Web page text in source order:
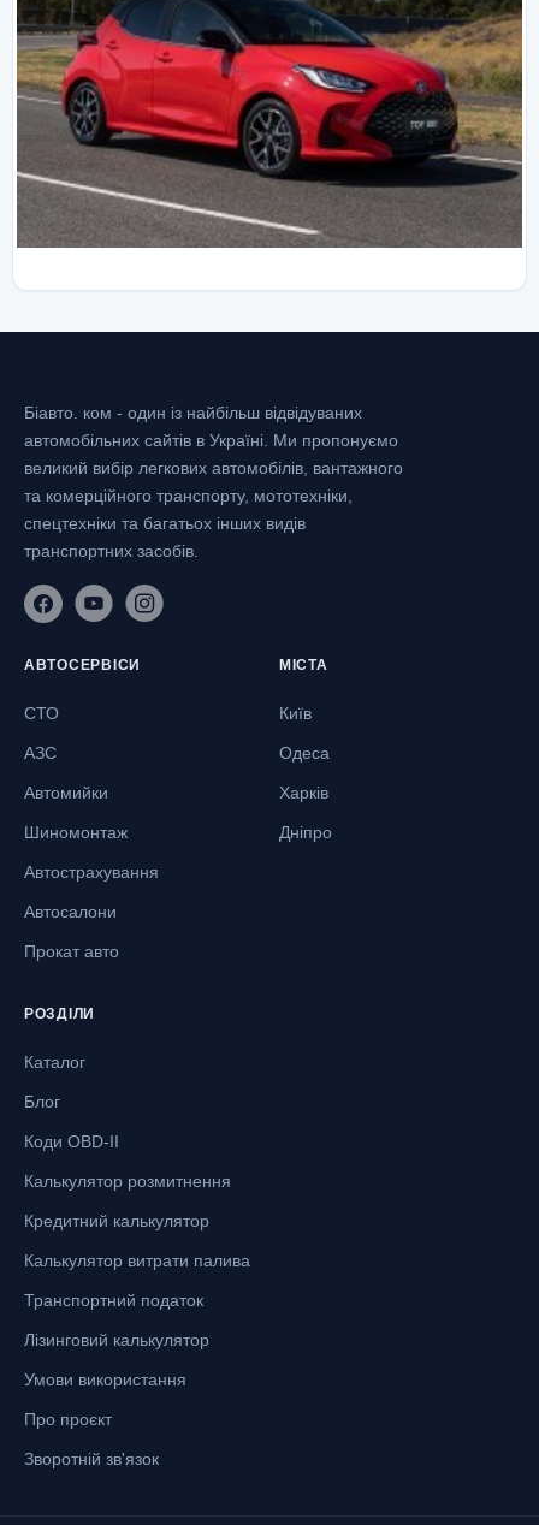
Біавто. ком - один із найбільш відвідуваних
автомобільних сайтів в Україні. Ми пропонуємо
великий вибір легкових автомобілів, вантажного
та комерційного транспорту, мототехніки,
спецтехніки та багатьох інших видів
транспортних засобів.
АВТОСЕРВІСИ
СТО
АЗС
Автомийки
Шиномонтаж
Автострахування
Автосалони
Прокат авто
МІСТА
Київ
Одеса
Харків
Дніпро
РОЗДІЛИ
Каталог
Блог
Коди OBD-II
Калькулятор розмитнення
Кредитний калькулятор
Калькулятор витрати палива
Транспортний податок
Лізинговий калькулятор
Умови використання
Про проєкт
Зворотній зв'язок